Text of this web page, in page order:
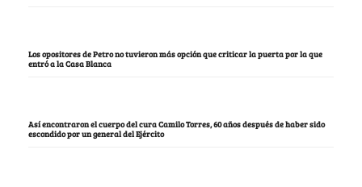
Los opositores de Petro no tuvieron más opción que criticar la puerta por la que
entró a la Casa Blanca
Así encontraron el cuerpo del cura Camilo Torres, 60 años después de haber sido
escondido por un general del Ejército